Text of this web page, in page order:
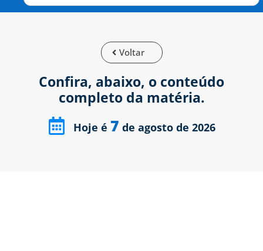
Voltar
Confira, abaixo, o conteúdo
completo da matéria.
Hoje é 7 de agosto de 2026